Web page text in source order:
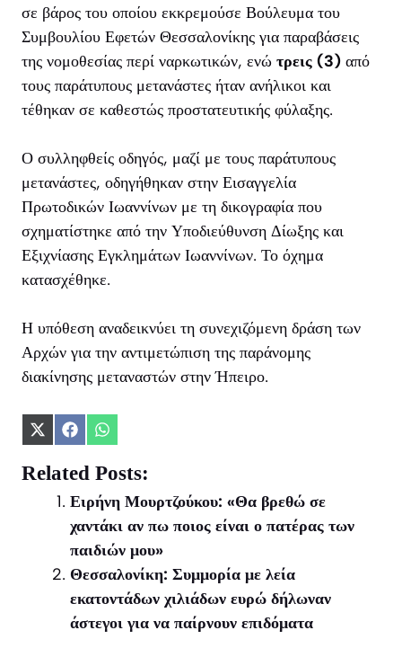
σε βάρος του οποίου εκκρεμούσε Βούλευμα του
Συμβουλίου Εφετών Θεσσαλονίκης για παραβάσεις
της νομοθεσίας περί ναρκωτικών, ενώ τρεις (3) από
τους παράτυπους μετανάστες ήταν ανήλικοι και
τέθηκαν σε καθεστώς προστατευτικής φύλαξης.
Ο συλληφθείς οδηγός, μαζί με τους παράτυπους
μετανάστες, οδηγήθηκαν στην Εισαγγελία
Πρωτοδικών Ιωαννίνων με τη δικογραφία που
σχηματίστηκε από την Υποδιεύθυνση Δίωξης και
Εξιχνίασης Εγκλημάτων Ιωαννίνων. Το όχημα
κατασχέθηκε.
Η υπόθεση αναδεικνύει τη συνεχιζόμενη δράση των
Αρχών για την αντιμετώπιση της παράνομης
διακίνησης μεταναστών στην Ήπειρο.
Share
X
(Twitter)
Share
Facebook
Share
WhatsApp
Related Posts:
Ειρήνη Μουρτζούκου: «Θα βρεθώ σε
χαντάκι αν πω ποιος είναι ο πατέρας των
παιδιών μου»
Θεσσαλονίκη: Συμμορία με λεία
εκατοντάδων χιλιάδων ευρώ δήλωναν
άστεγοι για να παίρνουν επιδόματα